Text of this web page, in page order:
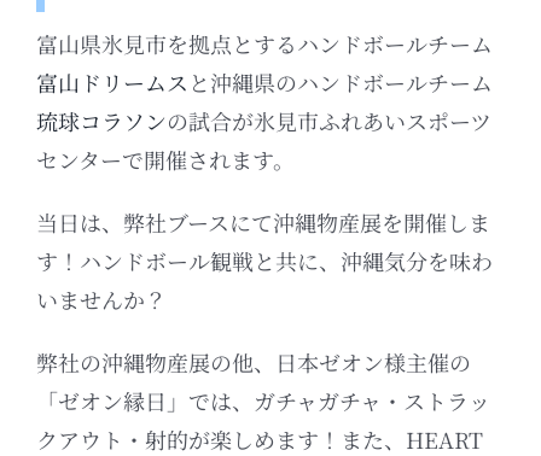
富山県氷見市を拠点とするハンドボールチーム
富山ドリームス と沖縄県のハンドボールチーム
琉球コラソンの試合が氷見市ふれあいスポーツ
センターで開催されます。
当日は、弊社ブースにて沖縄物産展を開催しま
す！ハンドボール観戦と共に、沖縄気分を味わ
いませんか？
弊社の沖縄物産展の他、日本ゼオン様主催の
「ゼオン縁日」では、ガチャガチャ・ストラッ
クアウト・射的が楽しめます！また、HEART